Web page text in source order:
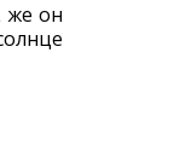
же он